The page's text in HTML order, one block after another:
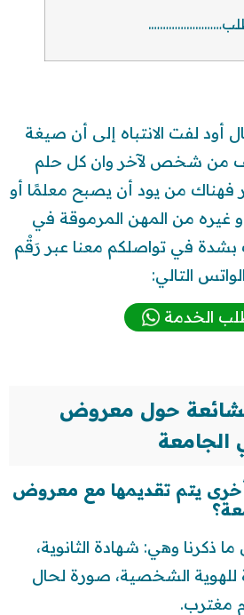
أود لفت الانتباه إلى أن صيغة
من شخص لآخر وان كل حلم
من يود أن يصبح معلمًا أو
غيره من المهن المرموقة في
بشدة في تواصلكم معنا عبر رَقْم
الواتس التالي:
الخدمة
حول معروض
يتم تقديمها مع معروض
ذكرنا وهي: شهادة الثانوية،
الشخصية، صورة لحال
مغترب.